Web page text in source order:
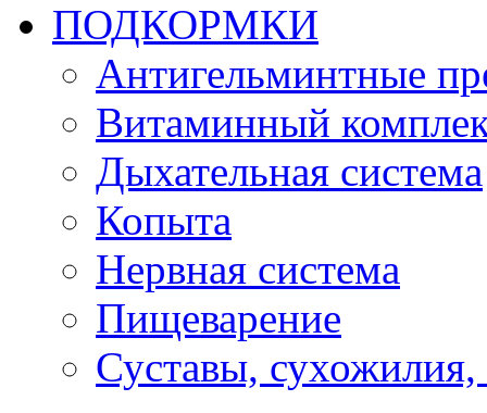
ПОДКОРМКИ
Антигельминтные
Витаминный
Дыхательная система
Копыта
Нервная система
Пищеварение
Суставы, сухожилия,